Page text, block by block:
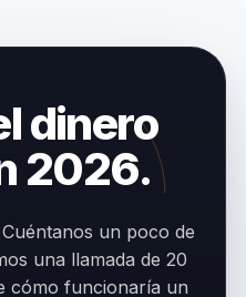
dinero
2026.
un poco de
una llamada de 20
cómo funcionaría un